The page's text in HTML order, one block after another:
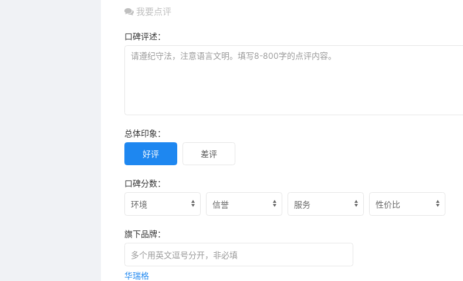
我要点评
口碑评述：
总体印象：
好评 差评
口碑分数：
旗下品牌：
华瑞格